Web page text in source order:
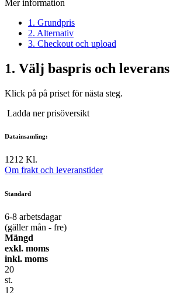
Mer information
1. Grundpris
2. Alternativ
3. Checkout och upload
1. Välj baspris och leverans
Klick på på priset för nästa steg.
Ladda ner prisöversikt
Datainsamling:
1212 Kl.
Om frakt och leveranstider
Standard
6-8 arbetsdagar
(gäller mån - fre)
Mängd
exkl. moms
inkl. moms
20
st.
12